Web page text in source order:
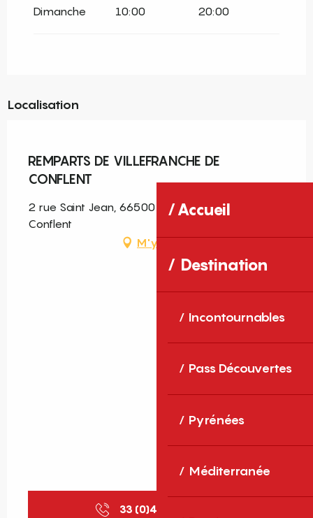
Accueil
Destination
Incontournables
Pass Découvertes
Pyrénées
Méditerranée
Du1 novembre 2026
31 décembre
2026
Dimanche 10:00 20:00
Localisation
REMPARTS DE VILLEFRANCHE DE
CONFLENT
2 rue Saint Jean, 66500 Villefranche-de-
Conflent
M'y rendre
33 (0)4 68 05 87